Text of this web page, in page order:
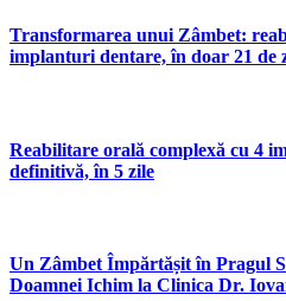
Transformarea unui Zâmbet:
implanturi dentare, în doar 21 de
Reabilitare orală complexă cu 4
definitivă, în 5 zile
Un Zâmbet Împărtășit în Pragul
Doamnei Ichim la Clinica Dr.